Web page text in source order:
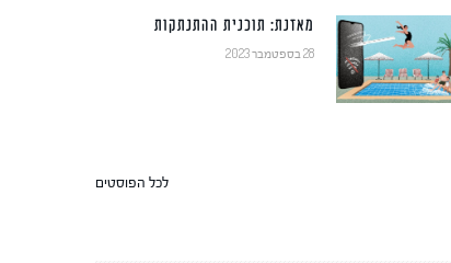
מאזנת: תוכנית ההתנתקות
28 בספטמבר 2023
לכל הפוסטים